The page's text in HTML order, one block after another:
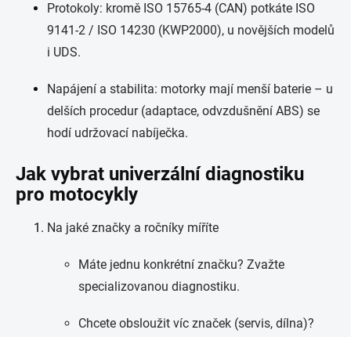
Protokoly: kromě ISO 15765-4 (CAN) potkáte ISO
9141-2 / ISO 14230 (KWP2000), u novějších modelů
i UDS.
Napájení a stabilita: motorky mají menší baterie – u
delších procedur (adaptace, odvzdušnění ABS) se
hodí udržovací nabíječka.
Jak vybrat univerzální diagnostiku
pro motocykly
Na jaké značky a ročníky míříte
Máte jednu konkrétní značku? Zvažte
specializovanou diagnostiku.
Chcete obsloužit víc značek (servis, dílna)?